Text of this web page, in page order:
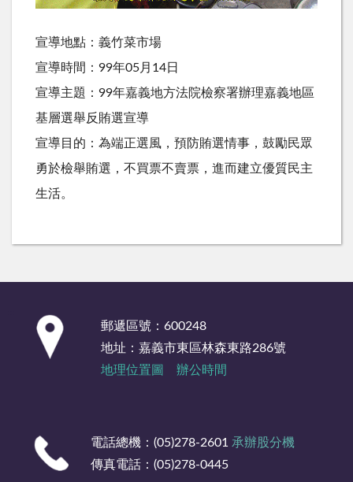
宣導地點：義竹菜市場
宣導時間：99年05月14日
宣導主題：99年嘉義地方法院檢察署辦理嘉義地區
基層選舉反賄選宣導
宣導目的：為端正選風，預防賄選情事，鼓勵民眾
勇於檢舉賄選，不買票不賣票，進而建立優質民主
生活。
郵遞區號：600248
地址：嘉義市東區林森東路286號
地理位置圖
辦公時間
電話總機：(05)278-2601 承辦股分機
傳真電話：(05)278-0445